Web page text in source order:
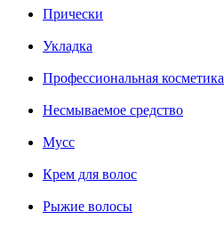
Прически
Укладка
Профессиональная косметика
Несмываемое средство
Мусс
Крем для волос
Рыжие волосы